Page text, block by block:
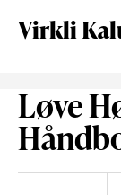
Virkli
Løve